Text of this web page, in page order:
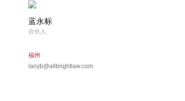
蓝永标
合伙人
福州
lanyb@allbrightlaw.com